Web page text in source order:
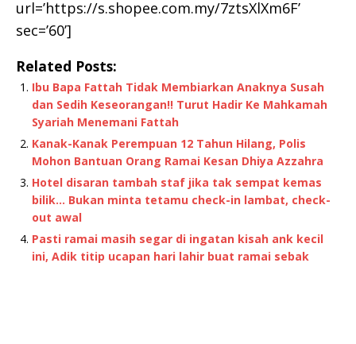
url=’https://s.shopee.com.my/7ztsXlXm6F’
sec=’60’]
Related Posts:
Ibu Bapa Fattah Tidak Membiarkan Anaknya Susah
dan Sedih Keseorangan!! Turut Hadir Ke Mahkamah
Syariah Menemani Fattah
Kanak-Kanak Perempuan 12 Tahun Hilang, Polis
Mohon Bantuan Orang Ramai Kesan Dhiya Azzahra
Hotel disaran tambah staf jika tak sempat kemas
bilik… Bukan minta tetamu check-in lambat, check-
out awal
Pasti ramai masih segar di ingatan kisah ank kecil
ini, Adik titip ucapan hari lahir buat ramai sebak